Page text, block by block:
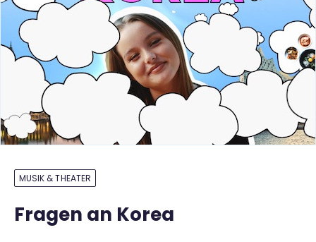
MUSIK & THEATER
Fragen an Korea